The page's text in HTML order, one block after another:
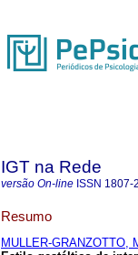
IGT na Rede
versão On-line ISSN 1807-
Resumo
MULLER-GRANZOTTO,